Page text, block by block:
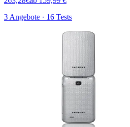
3 Angebote · 16 Tests